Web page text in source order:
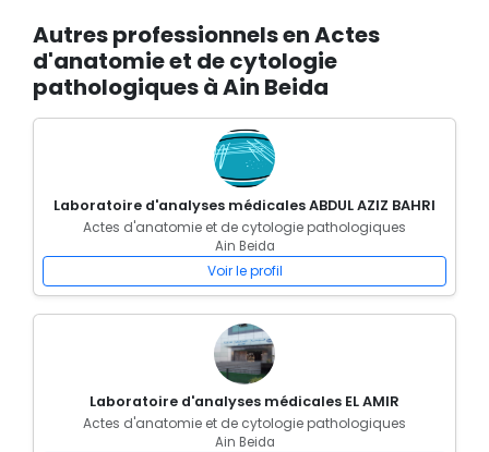
Autres professionnels en Actes
d'anatomie et de cytologie
pathologiques à Ain Beida
Laboratoire d'analyses médicales ABDUL AZIZ BAHRI
Actes d'anatomie et de cytologie pathologiques
Ain Beida
Voir le profil
Laboratoire d'analyses médicales EL AMIR
Actes d'anatomie et de cytologie pathologiques
Ain Beida